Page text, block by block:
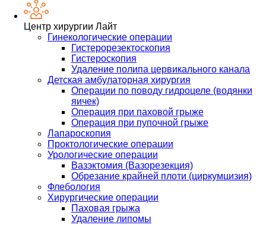
Центр хирургии Лайт
Гинекологические операции
Гистерорезектоскопия
Гистероскопия
Удаление полипа цервикального канала
Детская амбулаторная хирургия
Операции по поводу гидроцеле (водянки
яичек)
Операция при паховой грыже
Операция при пупочной грыже
Лапароскопия
Проктологические операции
Урологические операции
Вазэктомия (Вазорезекция)
Обрезание крайней плоти (циркумцизия)
Флебология
Хирургические операции
Паховая грыжа
Удаление липомы